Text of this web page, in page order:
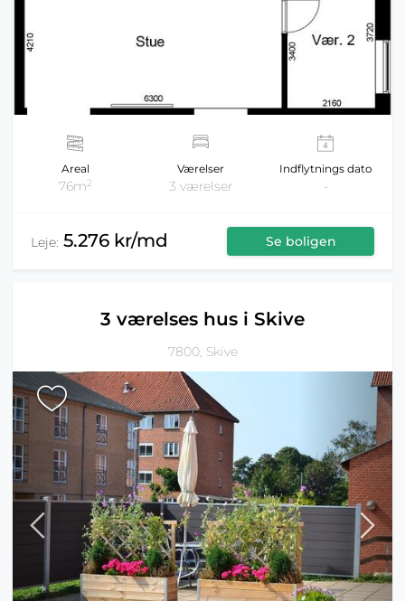
Areal
76m2
Værelser
3 værelser
Indflytnings dato
-
Leje: 5.276 kr/md Se boligen
3 værelses hus i Skive
7800, Skive